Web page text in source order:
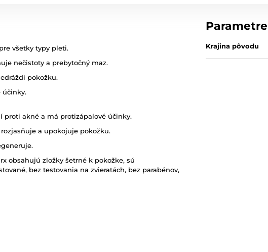
všetky typy pleti.
nečistoty a prebytočný maz.
pokožku.
účinky.
proti akné a má protizápalové účinky.
a upokojuje pokožku.
obsahujú zložky šetrné k pokožke, sú
bez testovania na zvieratách, bez parabénov,
Parametre
Krajina pôvodu